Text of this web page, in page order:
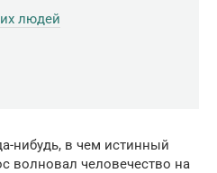
людей
нибудь, в чем истинный
волновал человечество на